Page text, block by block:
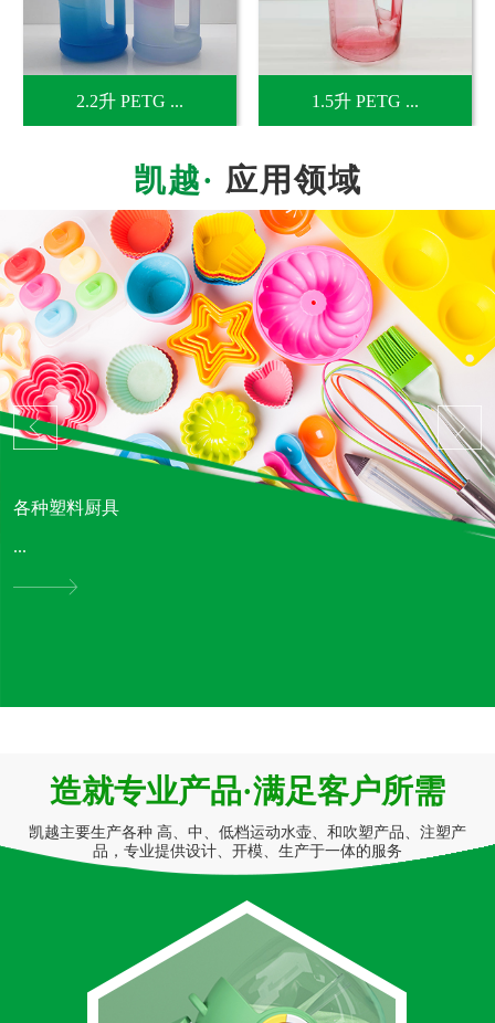
2.2升 PETG ... 1.5升 PETG ...
应用领域
各种塑料厨具
...
造就专业产品·满足客户所需
凯越主要生产各种 高、中、低档运动水壶、和吹塑产品、注塑产
品，专业提供设计、开模、生产于一体的服务